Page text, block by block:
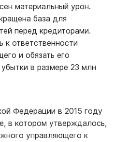
материальный урон.
база для
перед кредиторами.
к ответственности
и обязать его
в размере 23 млн
Федерации в 2015 году
в котором утверждалось,
управляющего к